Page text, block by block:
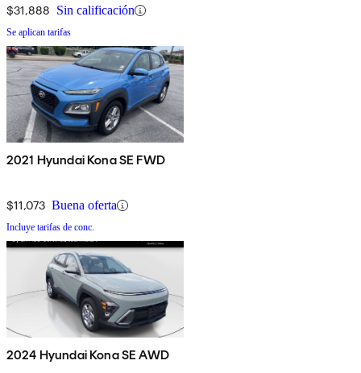
$31,888 Sin calificación
Se aplican tarifas
2021 Hyundai Kona SE FWD
$11,073 Buena oferta
Incluye tarifas de conc.
2024 Hyundai Kona SE AWD